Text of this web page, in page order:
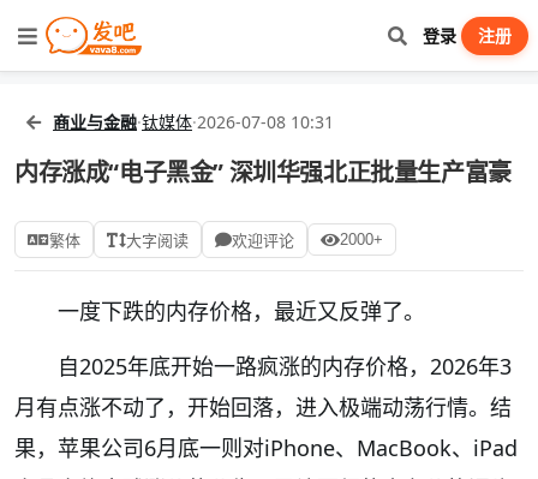
登录 注册
商业与金融·钛媒体·2026-07-08 10:31
内存涨成“电子黑金” 深圳华强北正批量生产富豪
繁体 大字阅读 欢迎评论 2000+
一度下跌的内存价格，最近又反弹了。
自2025年底开始一路疯涨的内存价格，2026年3
月有点涨不动了，开始回落，进入极端动荡行情。结
果，苹果公司6月底一则对iPhone、MacBook、iPad